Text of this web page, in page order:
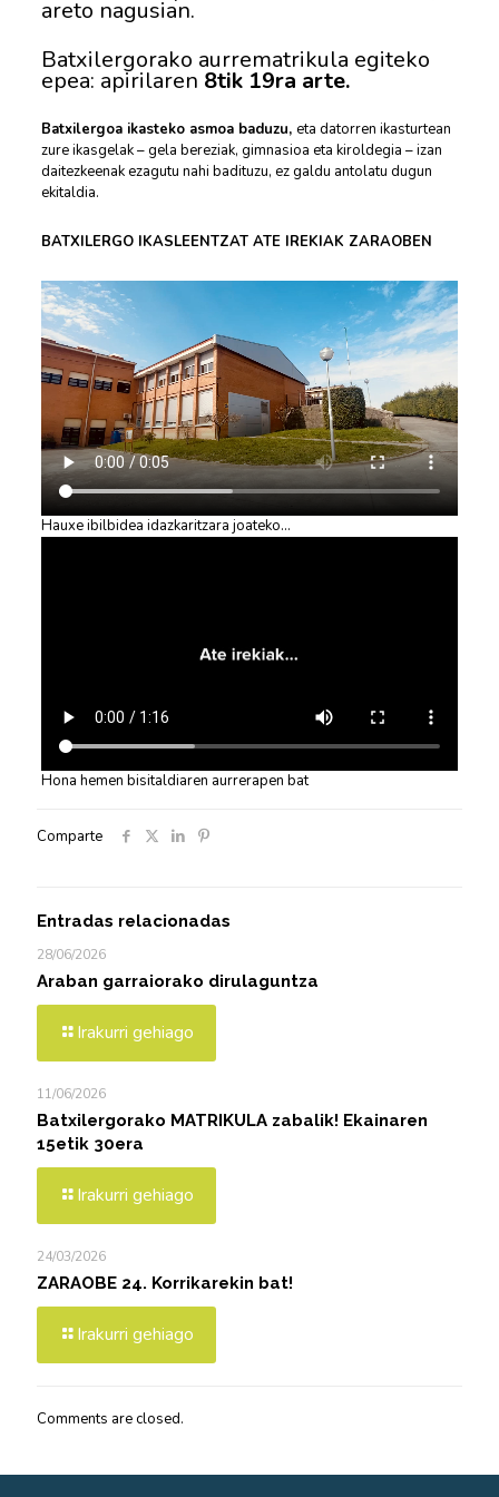
areto nagusian.
Batxilergorako aurrematrikula egiteko
epea: apirilaren 8tik 19ra arte.
Batxilergoa ikasteko asmoa baduzu, eta datorren ikasturtean
zure ikasgelak – gela bereziak, gimnasioa eta kiroldegia – izan
daitezkeenak ezagutu nahi badituzu, ez galdu antolatu dugun
ekitaldia.
BATXILERGO IKASLEENTZAT ATE IREKIAK ZARAOBEN
Hauxe ibilbidea idazkaritzara joateko…
Hona hemen bisitaldiaren aurrerapen bat
Comparte
Entradas relacionadas
28/06/2026
Araban garraiorako dirulaguntza
Irakurri gehiago
11/06/2026
Batxilergorako MATRIKULA zabalik! Ekainaren
15etik 30era
Irakurri gehiago
24/03/2026
ZARAOBE 24. Korrikarekin bat!
Irakurri gehiago
Comments are closed.